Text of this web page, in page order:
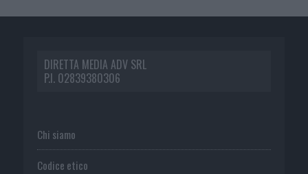
DIRETTA MEDIA ADV SRL
P.I. 02839380306
Chi siamo
Codice etico